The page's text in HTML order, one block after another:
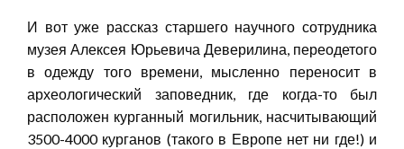
И вот уже рассказ старшего научного сотрудника
музея Алексея Юрьевича Деверилина, переодетого
в одежду того времени, мысленно переносит в
археологический заповедник, где когда-то был
расположен курганный могильник, насчитывающий
3500-4000 курганов (такого в Европе нет ни где!) и